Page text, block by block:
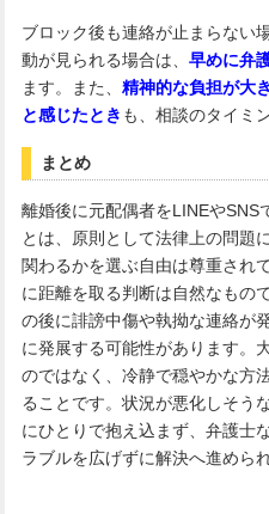
ブロック後も連絡が止まらない
動が見られる場合は、 早めに弁
ます。また、 精神的な負担が大
と感じたとき も、相談のタイミ
まとめ
離婚後に元配偶者をLINEやSNS
とは、原則として法律上の問題
関わるかを選ぶ自由は尊重され
に距離を取る判断は自然なもの
の後に誹謗中傷や執拗な連絡が
に発展する可能性があります。
のではなく、冷静で穏やかな方
ることです。状況が悪化しそう
にひとりで抱え込まず、弁護士
ラブルを広げずに解決へ進められ